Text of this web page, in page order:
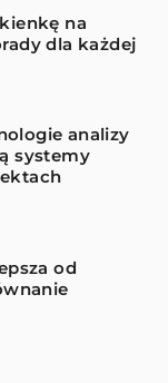
na
dla każdej
analizy
systemy
od